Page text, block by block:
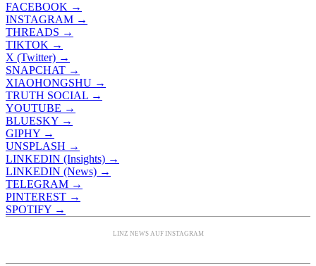
FACEBOOK →
INSTAGRAM →
THREADS →
TIKTOK →
X (Twitter) →
SNAPCHAT →
XIAOHONGSHU →
TRUTH SOCIAL →
YOUTUBE →
BLUESKY →
GIPHY →
UNSPLASH →
LINKEDIN (Insights) →
LINKEDIN (News) →
TELEGRAM →
PINTEREST →
SPOTIFY →
LINZ NEWS AUF INSTAGRAM